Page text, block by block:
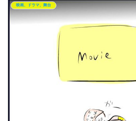
映画、ドラマ、舞台